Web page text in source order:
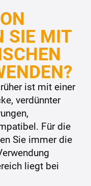
SIE MIT
ist mit einer
verdünnter
Für die
Sie immer die
liegt bei